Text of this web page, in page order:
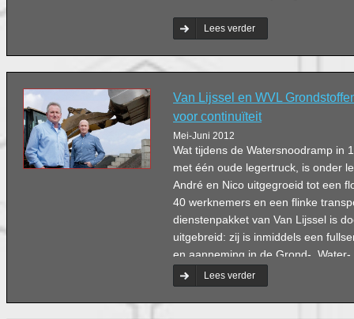
Lees verder
Van Lijssel en WVL
voor continuïteit
Mei-Juni 2012
Wat tijdens de Watersnoodramp in
met één oude legertruck, is onder
André en Nico uitgegroeid tot een
40 werknemers en een flinke
dienstenpakket van Van Lijssel is
uitgebreid: zij is inmiddels een
en aanneming in de Grond-,
Burgerlijke en Utiliteitsbouw.
Lees verder